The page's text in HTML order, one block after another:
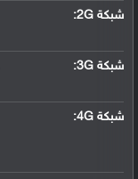
شبكة 2G:
شبكة 3G :
شبكة 4G :